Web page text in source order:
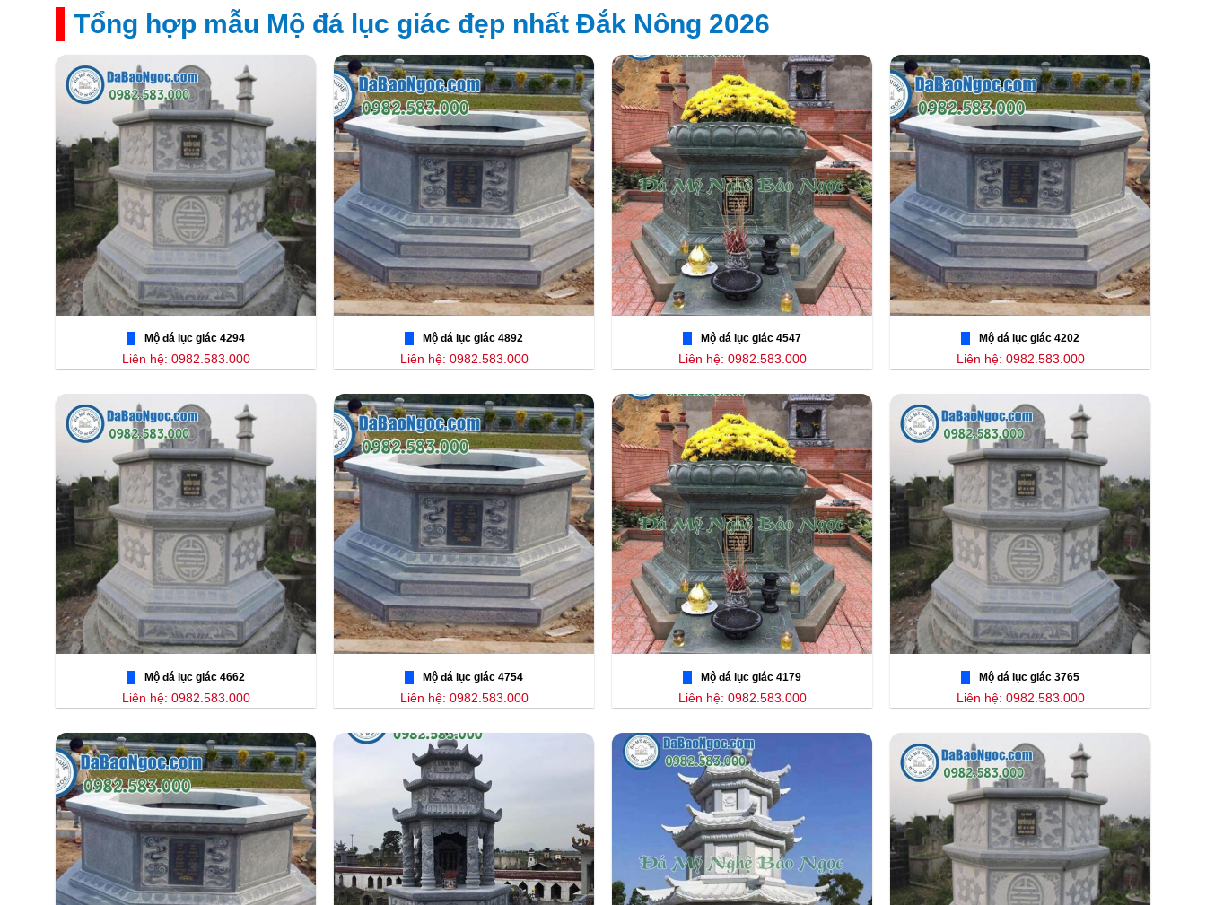
Tổng hợp mẫu Mộ đá lục giác đẹp nhất Đắk Nông 2026
Mộ đá lục giác 4294
Liên hệ: 0982.583.000
Mộ đá lục giác 4892
Liên hệ: 0982.583.000
Mộ đá lục giác 4547
Liên hệ: 0982.583.000
Mộ đá lục giác 4202
Liên hệ: 0982.583.000
Mộ đá lục giác 4662
Liên hệ: 0982.583.000
Mộ đá lục giác 4754
Liên hệ: 0982.583.000
Mộ đá lục giác 4179
Liên hệ: 0982.583.000
Mộ đá lục giác 3765
Liên hệ: 0982.583.000